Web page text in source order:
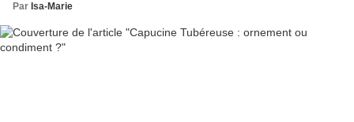
Par Isa-Marie